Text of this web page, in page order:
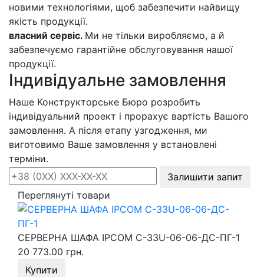
новими технологіями, щоб забезпечити найвищу
якість продукції.
власний сервіс. Ми не тільки виробляємо, а й
забезпечуємо гарантійне обслуговування нашої
продукції.
Індивідуальне замовлення
Наше Конструкторське Бюро розробить
індивідуальний проект і прорахує вартість Вашого
замовлення. А після етапу узгодження, ми
виготовимо Ваше замовлення у встановлені
терміни.
Залишити запит
Переглянуті товари
СЕРВЕРНА ШАФА IPCOM С-33U-06-06-ДС-ПГ-1
20 773.00 грн.
Купити